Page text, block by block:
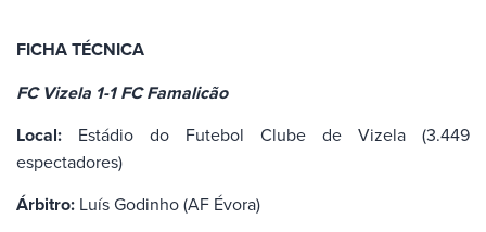
FICHA TÉCNICA
FC Vizela 1-1 FC Famalicão
Local: Estádio do Futebol Clube de Vizela (3.449
espectadores)
Árbitro: Luís Godinho (AF Évora)